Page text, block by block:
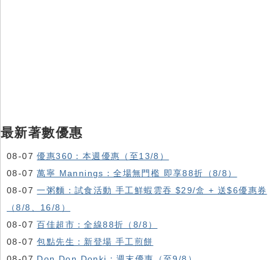
最新著數優惠
08-07優惠360：本週優惠（至13/8）
08-07萬寧 Mannings：全場無門檻 即享88折（8/8）
08-07一粥麵：試食活動 手工鮮蝦雲吞 $29/盒 + 送$6優惠券
（8/8、16/8）
08-07百佳超市：全線88折（8/8）
08-07包點先生：新登場 手工煎餅